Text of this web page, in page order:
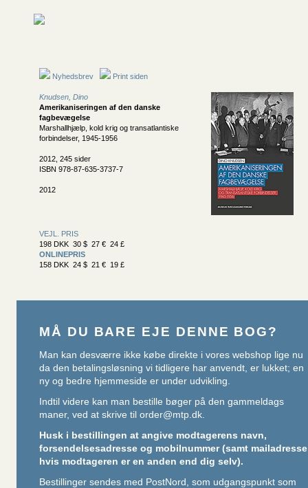
Nyhedsbrev Print siden
Knudsen, Dino
Amerikaniseringen af den danske
fagbevægelse
Marshallhjælp, kold krig og transatlantiske
forbindelser, 1945-1956
2012, 245 sider
ISBN 978-87-635-3737-7
2012
VEJL. PRIS
198 DKK 30 $ 27 € 24 £
ONLINEPRIS
158 DKK 24 $ 21 € 19 £
MÅ DU BARE EJE DENNE BOG?
Man kan desværre ikke købe direkte i vores webshop lige nu
da den betalingsløsning vi tidligere har anvendt, er lukket; en
ny og bedre hjemmeside er under udvikling.
Indtil videre kan man bestille bøger på den gammeldags
maner, ved at skrive til order@mtp.dk.
Husk i bestillingen at angive modtagerens navn,
forsendelsesadresse og mobilnummer (samt mailadresse
hvis modtageren er en anden end dig selv).
Bestillinger sendes med PostNord, som udgangspunkt som